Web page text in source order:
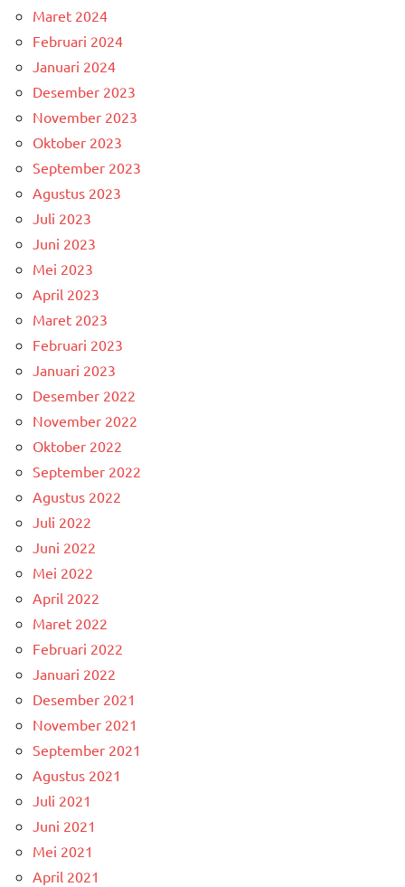
Maret 2024
Februari 2024
Januari 2024
Desember 2023
November 2023
Oktober 2023
September 2023
Agustus 2023
Juli 2023
Juni 2023
Mei 2023
April 2023
Maret 2023
Februari 2023
Januari 2023
Desember 2022
November 2022
Oktober 2022
September 2022
Agustus 2022
Juli 2022
Juni 2022
Mei 2022
April 2022
Maret 2022
Februari 2022
Januari 2022
Desember 2021
November 2021
September 2021
Agustus 2021
Juli 2021
Juni 2021
Mei 2021
April 2021